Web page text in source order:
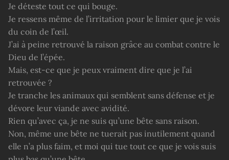
Je déteste tout ce qui bouge.
Je ressens même de l’irritation pour le limier que je vois
du coin de l’œil.
J’ai à peine retrouvé la raison grâce au combat contre le
Dieu de l’épée.
Mais, est-ce que je peux vraiment dire que je l’ai
retrouvée ?
Je tranche les animaux qui semblent sans défense et je
dévore leur viande avec avidité.
Rien qu’avec ça, je ne suis qu’une bête sans raison.
Non, même une bête ne tuerait pas inutilement quand
elle n’a plus faim, et moi qui tue tout ce que je vois suis